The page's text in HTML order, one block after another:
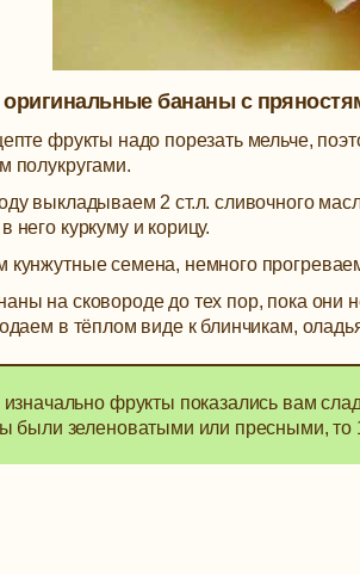
оригинальные бананы с
фрукты надо порезать мельче,
полукругами.
выкладываем 2 ст.л. сливочного
него куркуму и корицу.
кунжутные семена, немного
на сковороде до тех пор, пока они
в тёплом виде к блинчикам,
фрукты показались вам
были зеленоватыми или пресными, то